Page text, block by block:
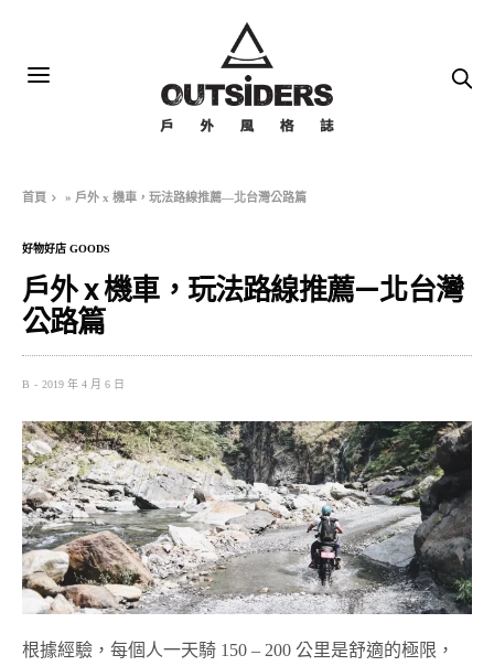
首頁 » 戶外 x 機車，玩法路線推薦—北台灣公路篇
好物好店 GOODS
戶外 x 機車，玩法路線推薦—北台灣
公路篇
B 2019 年 4 月 6 日
根據經驗，每個人一天騎 150 – 200 公里是舒適的極限，